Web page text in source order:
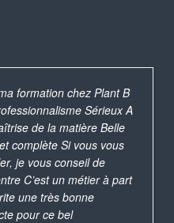
formation chez Plant B
Sérieux A
de la matière Belle
complète Si vous vous
je vous conseil de
C’est un métier à part
une très bonne
pour ce bel